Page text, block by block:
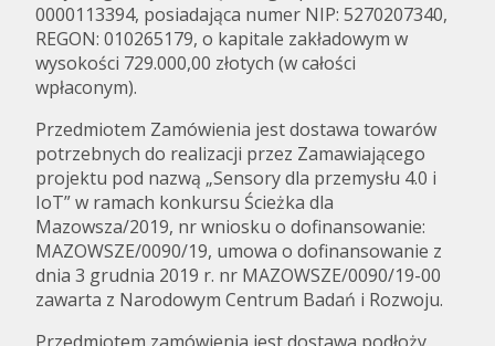
0000113394, posiadająca numer NIP: 5270207340,
REGON: 010265179, o kapitale zakładowym w
wysokości 729.000,00 złotych (w całości
wpłaconym).
Przedmiotem Zamówienia jest dostawa towarów
potrzebnych do realizacji przez Zamawiającego
projektu pod nazwą „Sensory dla przemysłu 4.0 i
IoT” w ramach konkursu Ścieżka dla
Mazowsza/2019, nr wniosku o dofinansowanie:
MAZOWSZE/0090/19, umowa o dofinansowanie z
dnia 3 grudnia 2019 r. nr MAZOWSZE/0090/19-00
zawarta z Narodowym Centrum Badań i Rozwoju.